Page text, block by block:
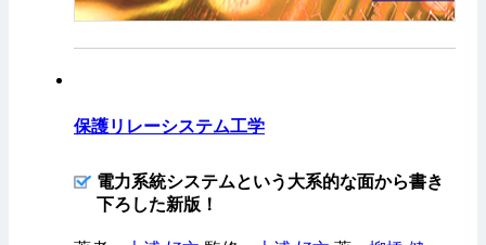
保護リレーシステム工学
電力系統システムという大系的な面から書き
下ろした新版！